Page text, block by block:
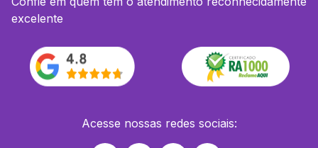
excelente
Acesse nossas redes sociais: